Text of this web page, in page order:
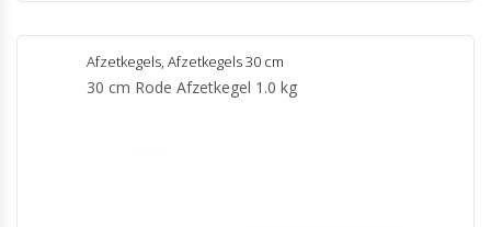
Afzetkegels, Afzetkegels 30 cm
30 cm Rode Afzetkegel 1.0 kg